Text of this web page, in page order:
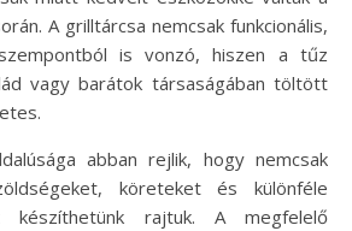
A grilltárcsa nemcsak funkcionális,
is vonzó, hiszen a tűz
vagy barátok társaságában töltött
abban rejlik, hogy nemcsak
köreteket és különféle
készíthetünk rajtuk. A megfelelő